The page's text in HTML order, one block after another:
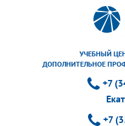
УЧЕБНЫЙ
ДОПОЛНИТЕЛЬНОЕ
+7
+7